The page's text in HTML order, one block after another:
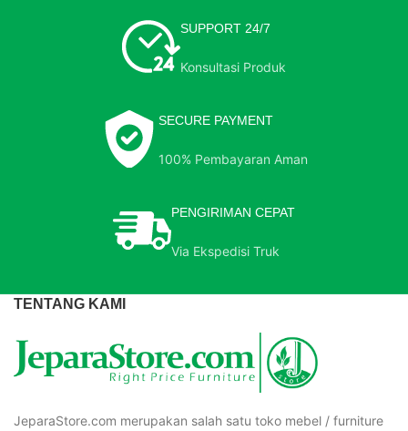
SUPPORT 24/7
Konsultasi Produk
SECURE PAYMENT
100% Pembayaran Aman
PENGIRIMAN CEPAT
Via Ekspedisi Truk
TENTANG KAMI
JeparaStore.com merupakan salah satu toko mebel / furniture